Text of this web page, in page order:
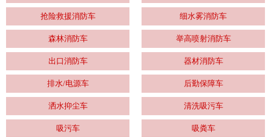
抢险救援消防车 细水雾消防车
森林消防车 举高喷射消防车
出口消防车 器材消防车
排水/电源车 后勤保障车
洒水抑尘车 清洗吸污车
吸污车 吸粪车